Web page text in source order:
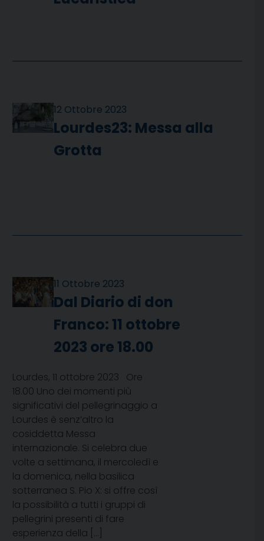
12 Ottobre 2023
Lourdes23: Messa alla
Grotta
11 Ottobre 2023
Dal Diario di don
Franco: 11 ottobre
2023 ore 18.00
Lourdes, 11 ottobre 2023 Ore
18.00 Uno dei momenti più
significativi del pellegrinaggio a
Lourdes è senz’altro la
cosiddetta Messa
internazionale. Si celebra due
volte a settimana, il mercoledì e
la domenica, nella basilica
sotterranea S. Pio X: si offre così
la possibilità a tutti i gruppi di
pellegrini presenti di fare
esperienza della […]